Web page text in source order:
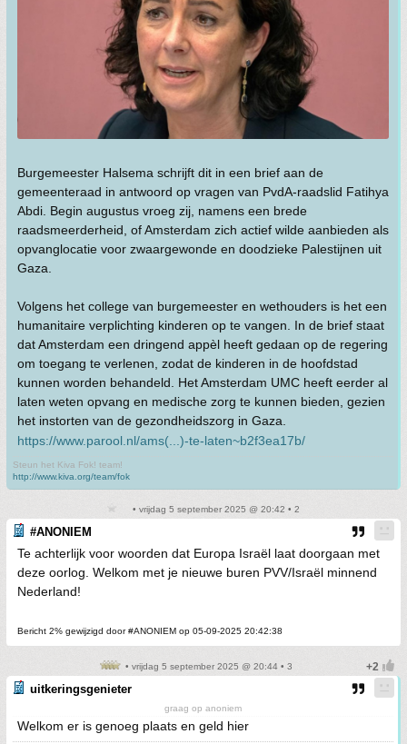
Burgemeester Halsema schrijft dit in een brief aan de
gemeenteraad in antwoord op vragen van PvdA-raadslid Fatihya
Abdi. Begin augustus vroeg zij, namens een brede
raadsmeerderheid, of Amsterdam zich actief wilde aanbieden als
opvanglocatie voor zwaargewonde en doodzieke Palestijnen uit
Gaza.
Volgens het college van burgemeester en wethouders is het een
humanitaire verplichting kinderen op te vangen. In de brief staat
dat Amsterdam een dringend appèl heeft gedaan op de regering
om toegang te verlenen, zodat de kinderen in de hoofdstad
kunnen worden behandeld. Het Amsterdam UMC heeft eerder al
laten weten opvang en medische zorg te kunnen bieden, gezien
het instorten van de gezondheidszorg in Gaza.
https://www.parool.nl/ams(...)-te-laten~b2f3ea17b/
Steun het Kiva Fok! team!
http://www.kiva.org/team/fok
• vrijdag 5 september 2025 @ 20:42 • 2
#ANONIEM
Te achterlijk voor woorden dat Europa Israël laat doorgaan met
deze oorlog. Welkom met je nieuwe buren PVV/Israël minnend
Nederland!
Bericht 2% gewijzigd door #ANONIEM op 05-09-2025 20:42:38
• vrijdag 5 september 2025 @ 20:44 • 3
uitkeringsgenieter
graag op anoniem
Welkom er is genoeg plaats en geld hier